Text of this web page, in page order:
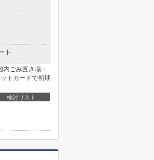
ト
ごみ置き場・
トカードで初期
検討リスト